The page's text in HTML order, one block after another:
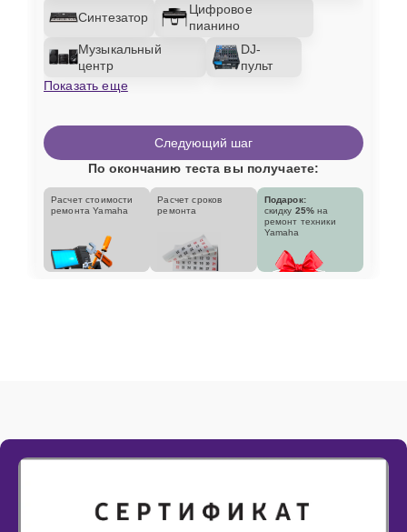
Синтезатор
Цифровое
пианино
Музыкальный
центр
DJ-
пульт
Показать еще
Следующий шаг
По окончанию теста вы получаете:
Расчет стоимости
ремонта Yamaha
Расчет сроков
ремонта
Подарок:
скидку 25% на
ремонт техники
Yamaha